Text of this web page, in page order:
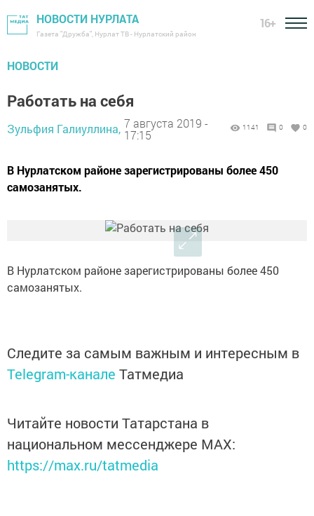
НОВОСТИ НУРЛАТА
Газета "Дружба", Нурлат ТВ - Нурлатский район
16+
НОВОСТИ
Работать на себя
Зульфия Галиуллина, 7 августа 2019 -
17:15
1141 0 0
В Нурлатском районе зарегистрированы более 450
самозанятых.
В Нурлатском районе зарегистрированы более 450
самозанятых.
Следите за самым важным и интересным в
Telegram-канале Татмедиа
Читайте новости Татарстана в
национальном мессенджере MАХ:
https://max.ru/tatmedia